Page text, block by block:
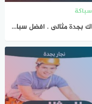
سباكة
سباك بجدة مثالى . افضل سباك فى جدة عام ٢٠٢٦ المثالى للسباكة